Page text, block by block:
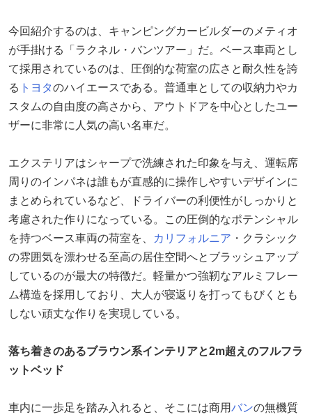
今回紹介するのは、キャンピングカービルダーのメティオ
が手掛ける「ラクネル・バンツアー」だ。ベース車両とし
て採用されているのは、圧倒的な荷室の広さと耐久性を誇
る トヨタのハイエースである。普通車としての収納力やカ
スタムの自由度の高さから、アウトドアを中心としたユー
ザーに非常に人気の高い名車だ。
エクステリアはシャープで洗練された印象を与え、運転席
周りのインパネは誰もが直感的に操作しやすいデザインに
まとめられているなど、ドライバーの利便性がしっかりと
考慮された作りになっている。この圧倒的なポテンシャル
を持つベース車両の荷室を、
カリフォルニア ・クラシック
の雰囲気を漂わせる至高の居住空間へとブラッシュアップ
しているのが最大の特徴だ。軽量かつ強靭なアルミフレー
ム構造を採用しており、大人が寝返りを打ってもびくとも
しない頑丈な作りを実現している。
落ち着きのあるブラウン系インテリアと2m超えのフルフラ
ットベッド
車内に一歩足を踏み入れると、そこには商用バンの無機質